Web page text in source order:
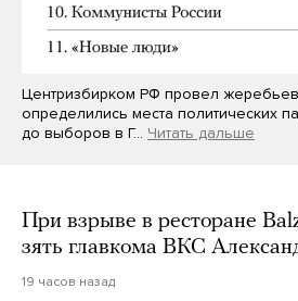
Центризбирком РФ провел
определились места политических
до выборов в Г… Читать дальше
При взрыве в ресторане
зять главкома ВКС
19 часов назад